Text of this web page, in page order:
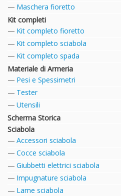
Maschera fioretto
Kit completi
Kit completo fioretto
Kit completo sciabola
Kit completo spada
Materiale di Armeria
Pesi e Spessimetri
Tester
Utensili
Scherma Storica
Sciabola
Accessori sciabola
Cocce sciabola
Giubbetti elettrici sciabola
Impugnature sciabola
Lame sciabola